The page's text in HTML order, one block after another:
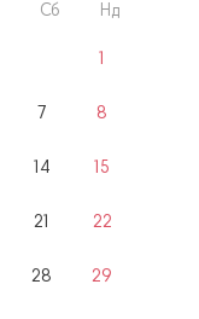
Сб Нд
1
7 8
14 15
21 22
28 29